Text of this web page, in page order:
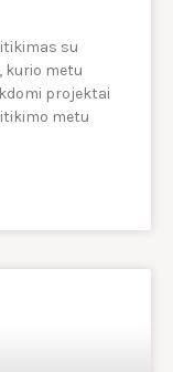
su
kurio metu
projektai
metu